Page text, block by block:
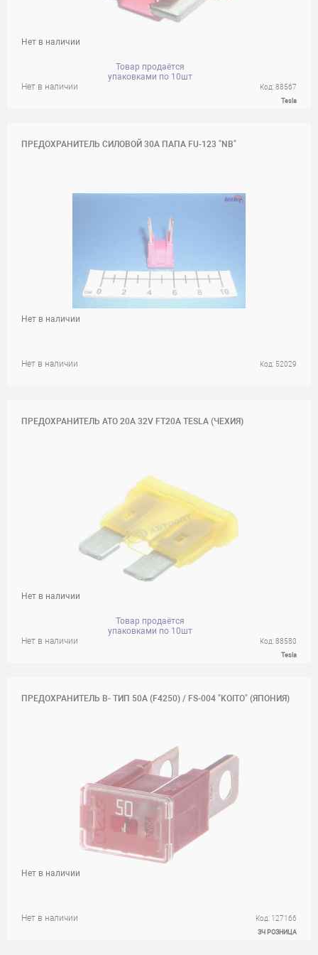
Товар продаётся
упаковками по 10шт
Нет в наличии
Код: 88567
Tesla
Нет в наличии
ПРЕДОХРАНИТЕЛЬ СИЛОВОЙ 30A ПАПА FU-123 "NB"
Нет в наличии Код: 52029
Нет в наличии
ПРЕДОХРАНИТЕЛЬ ATO 20A 32V FT20A TESLA (ЧЕХИЯ)
Товар продаётся
упаковками по 10шт
Нет в наличии
Код: 88580
Tesla
Нет в наличии
ПРЕДОХРАНИТЕЛЬ B- ТИП 50А (F4250) / FS-004 "KOITO" (ЯПОНИЯ)
Нет в наличии Код: 127166
ЗЧ РОЗНИЦА
Нет в наличии